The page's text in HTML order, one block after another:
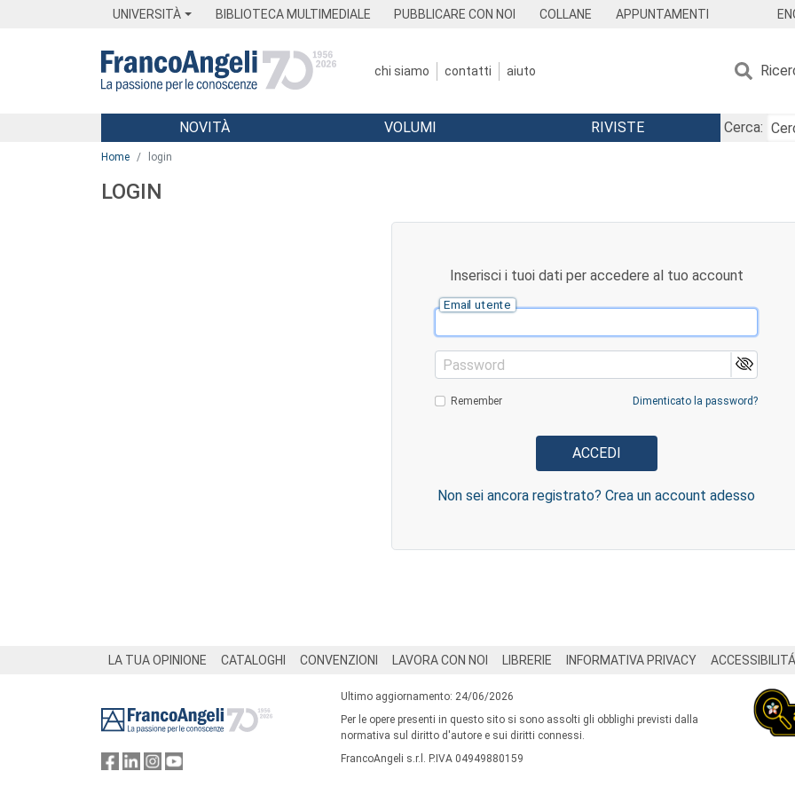
UNIVERSITÀ BIBLIOTECA MULTIMEDIALE PUBBLICARE CON NOI COLLANE APPUNTAMENTI
chi siamo contatti aiuto
Menu
NOVITÀ VOLUMI RIVISTE
Cerca:
Home login
LOGIN
Inserisci i tuoi dati per accedere al tuo account
Email utente
Password
Remember Dimenticato la password?
Non sei ancora registrato? Crea un account adesso
LA TUA OPINIONE CATALOGHI CONVENZIONI LAVORA CON NOI LIBRERIE INFORMATIVA PRIVACY ACCESSIBILITÁ
Ultimo aggiornamento: 24/06/2026
Per le opere presenti in questo sito si sono assolti gli obblighi previsti dalla
normativa sul diritto d'autore e sui diritti connessi.
FrancoAngeli s.r.l. P.IVA 04949880159